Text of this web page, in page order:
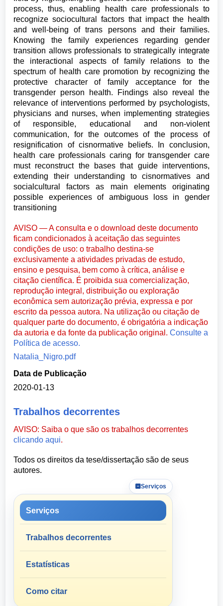
process, thus, enabling health care professionals to
recognize sociocultural factors that impact the health
and well-being of trans persons and their families.
Knowing the family experiences regarding gender
transition allows professionals to strategically integrate
the interactional aspects of family relations to the
spectrum of health care promotion by recognizing the
protective character of family acceptance for the
transgender person health. Findings also reveal the
relevance of interventions performed by psychologists,
physicians and nurses, when implementing strategies
of responsible, educational and non-violent
communication, for the outcomes of the process of
resignification of cisnormative beliefs. In conclusion,
health care professionals caring for transgender care
must reconstruct the bases that guide interventions,
extending their understanding to cisnormatives and
socialcultural factors as main elements originating
possible experiences of ambiguous loss in gender
transitioning
AVISO — A consulta e o download deste documento
ficam condicionados à aceitação das seguintes
condições de uso: o trabalho destina-se
exclusivamente a atividades privadas de estudo,
ensino e pesquisa, bem como à crítica, análise e
citação científica. É proibida sua comercialização,
reprodução integral, distribuição ou exploração
econômica sem autorização prévia, expressa e por
escrito da pessoa autora. Na utilização ou citação de
qualquer parte do documento, é obrigatória a indicação
da autoria e da fonte da publicação original.Consulte a
Política de acesso.
Natalia_Nigro.pdf
Data de Publicação
2020-01-13
Trabalhos decorrentes
AVISO: Saiba o que são os trabalhos decorrentes
clicando aqui.
Todos os direitos da tese/dissertação são de seus
autores.
Serviços
Serviços
Trabalhos decorrentes
Estatísticas
Como citar